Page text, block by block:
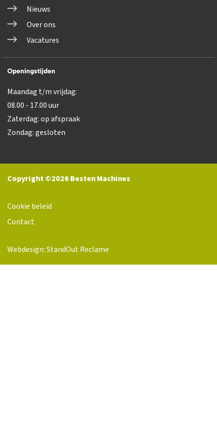
Nieuws
Over ons
Vacatures
Openingstijden
Maandag t/m vrijdag:
08.00 - 17.00 uur
Zaterdag: op afspraak
Zondag: gesloten
Copyright ©2026 Besten Machines
Cookie beleid
Contact
Webdesign: StandOut Reclame